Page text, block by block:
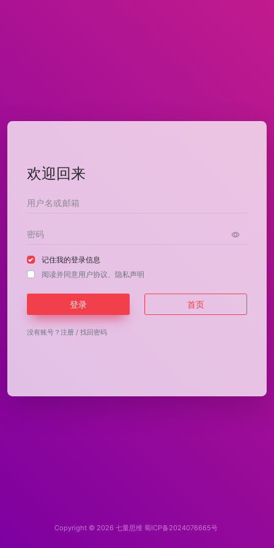
欢迎回来
记住我的登录信息
阅读并同意用户协议、 隐私声明
登录 首页
没有账号？ 注册 / 找回密码
Copyright © 2026 七量思维 蜀ICP备2024076665号